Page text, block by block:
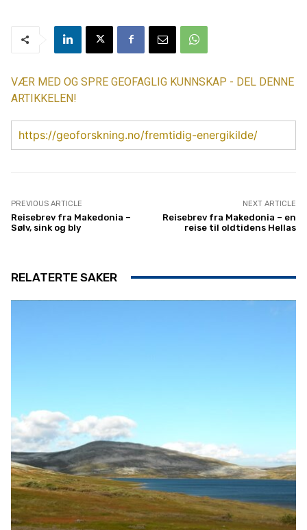
VÆR MED OG SPRE GEOFAGLIG KUNNSKAP - DEL DENNE
ARTIKKELEN!
https://geoforskning.no/fremtidig-energikilde/
PREVIOUS ARTICLE
Reisebrev fra Makedonia –
Sølv, sink og bly
NEXT ARTICLE
Reisebrev fra Makedonia – en
reise til oldtidens Hellas
RELATERTE SAKER